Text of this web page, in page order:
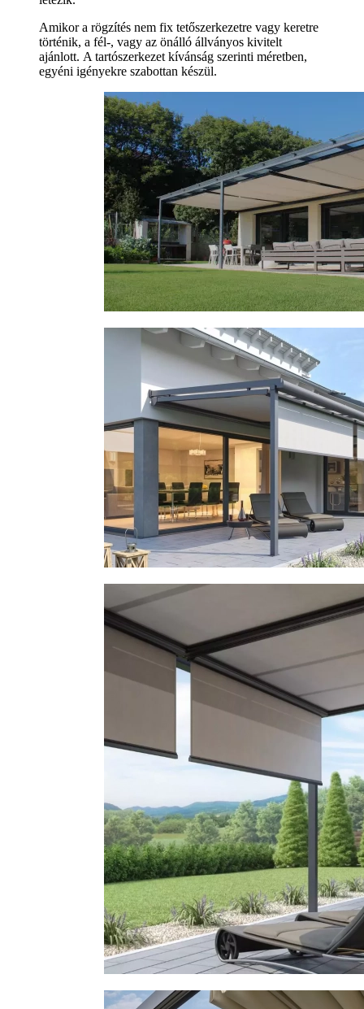
Amikor a rögzítés nem fix tetőszerkezetre vagy keretre
történik, a fél-, vagy az önálló állványos kivitelt
ajánlott. A tartószerkezet kívánság szerinti méretben,
egyéni igényekre szabottan készül.